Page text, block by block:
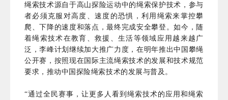
绳索技术源自于高山探险运动中的绳索保护技术，参与
者必须克服对高度、速度的恐惧，利用绳索来掌控攀
爬、下降的速度和落点，最终完成安全攀登。如今，随
着绳索技术在教育、救援、生活等领域应用 越来越广
泛 ，李峰计划继续加大推广力 度，在明年推出中国攀绳
公开赛，按照现在国际主流绳索技术的发展和技术规范
要求，推动中国探险绳索技术的发展与普及。
“通过全民赛事，让更多人看到绳索技术的应用和绳索